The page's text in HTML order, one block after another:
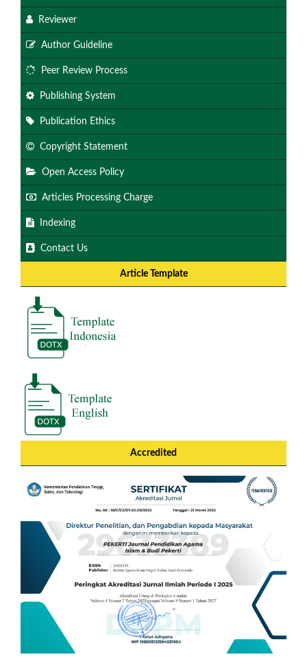
Reviewer
Author Guideline
Peer Review Process
Publishing System
Publication Ethics
Copyright Statement
Open Access Policy
Articles Processing Charge
Indexing
Contact Us
Article Template
Accredited